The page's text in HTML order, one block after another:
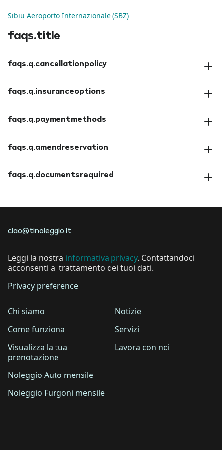
Sibiu Aeroporto Internazionale (SBZ)
faqs.title
faqs.q.cancellationpolicy
faqs.q.insuranceoptions
faqs.q.paymentmethods
faqs.q.amendreservation
faqs.q.documentsrequired
ciao@tinoleggio.it
Leggi la nostra informativa privacy. Contattandoci
acconsenti al trattamento dei tuoi dati.
Privacy preference
Chi siamo
Come funziona
Visualizza la tua
prenotazione
Noleggio Auto mensile
Noleggio Furgoni mensile
Notizie
Servizi
Lavora con noi